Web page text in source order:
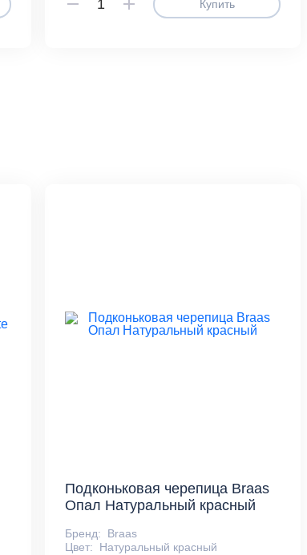
Купить
Подконьковая черепица Braas
Опал Натуральный красный
Бренд:
Braas
Цвет:
Натуральный красный